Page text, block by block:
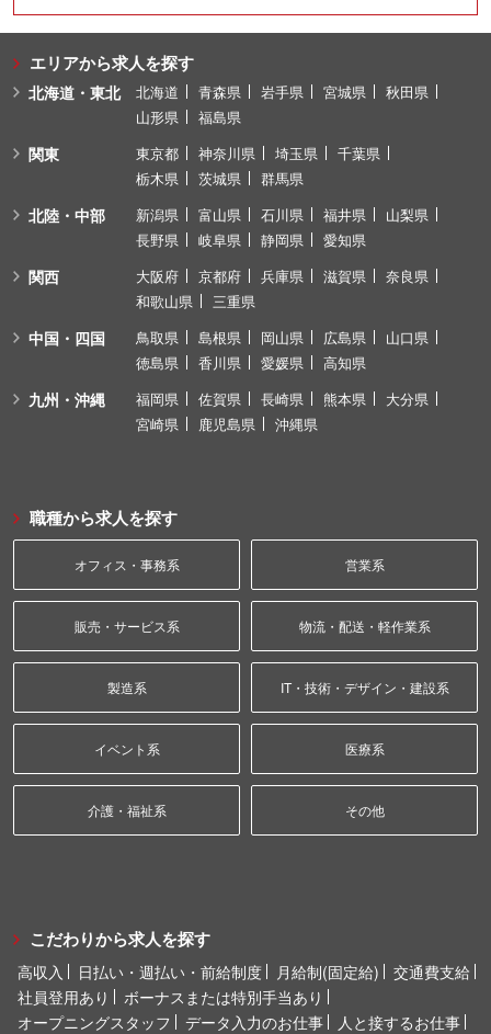
エリアから求人を探す
北海道・東北 北海道 青森県 岩手県 宮城県
秋田県
山形県
福島県
関東 東京都 神奈川県 埼玉県
千葉県
栃木県
茨城県 群馬県
北陸・中部 新潟県 富山県 石川県 福井県
山梨県
長野県
岐阜県 静岡県 愛知県
関西 大阪府 京都府 兵庫県 滋賀県
奈良県
和歌山県
三重県
中国・四国 鳥取県 島根県 岡山県 広島県
山口県
徳島県
香川県 愛媛県 高知県
九州・沖縄 福岡県 佐賀県 長崎県 熊本県
大分県
宮崎県
鹿児島県 沖縄県
職種から求人を探す
オフィス・事務系 営業系
販売・サービス系 物流・配送・軽作業系
製造系 IT・技術・デザイン・建設系
イベント系 医療系
介護・福祉系 その他
こだわりから求人を探す
高収入 日払い・週払い・前給制度 月給制(固定給)
交通費支給
社員登用あり
ボーナスまたは特別手当あり
オープニングスタッフ
データ入力のお仕事 人と接するお仕事